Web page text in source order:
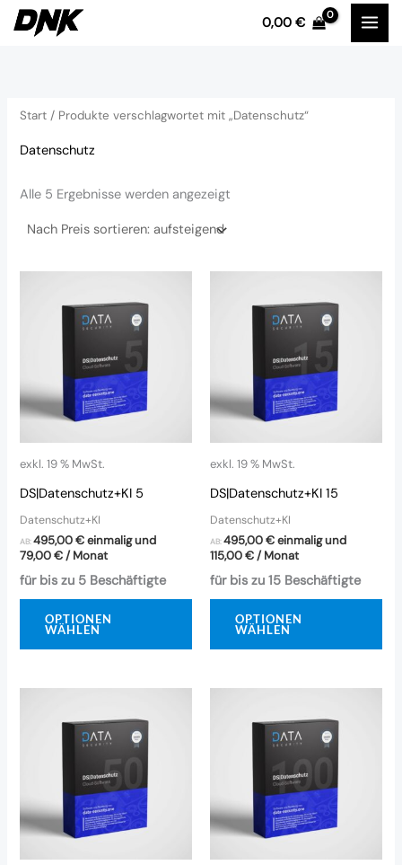
Zum
Inhalt
0,00 €
Start / Produkte verschlagwortet mit „Datenschutz“
Datenschutz
Alle 5 Ergebnisse werden angezeigt
sortiert:
exkl. 19 % MwSt.
DS|Datenschutz+KI 5
Datenschutz+KI
AB:495,00€einmalig und
79,00€ / Monat
für bis zu 5 Beschäftigte
OPTIONEN
WÄHLEN
exkl. 19 % MwSt.
DS|Datenschutz+KI 15
Datenschutz+KI
AB:495,00€einmalig und
115,00€/ Monat
für bis zu 15 Beschäftigte
OPTIONEN
WÄHLEN